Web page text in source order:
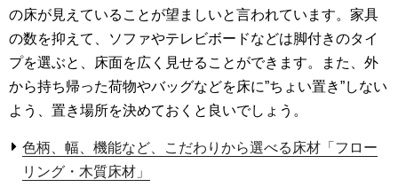
の床が見えていることが望ましいと言われています。家具
の数を抑えて、ソファやテレビボードなどは脚付きのタイ
プを選ぶと、床面を広く見せることができます。また、外
から持ち帰った荷物やバッグなどを床に”ちょい置き”しない
よう、置き場所を決めておくと良いでしょう。
色柄、幅、機能など、こだわりから選べる床材「フロー
リング・木質床材」